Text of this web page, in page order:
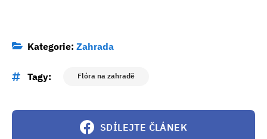
Kategorie: Zahrada
Tagy: Flóra na zahradě
SDÍLEJTE ČLÁNEK